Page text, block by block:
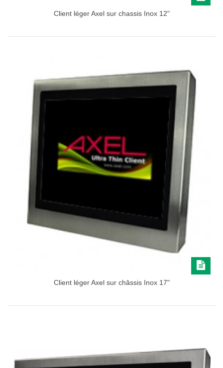
Client léger Axel sur chassis Inox 12"
Client léger Axel sur châssis Inox 17"